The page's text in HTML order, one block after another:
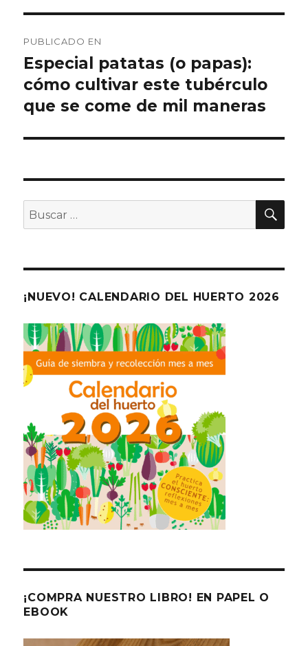
de
entradas
PUBLICADO EN
Especial patatas (o papas):
cómo cultivar este tubérculo
que se come de mil maneras
Buscar
por:
¡NUEVO! CALENDARIO DEL HUERTO 2026
¡COMPRA NUESTRO LIBRO! EN PAPEL O
EBOOK